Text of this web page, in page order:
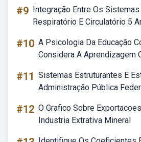
#9 Integração Entre Os
Respiratório E Circulatório 5
#10 A Psicologia Da Educação
Considera A Aprendizagem
#11 Sistemas Estruturantes E
Administração Pública
#12 O Grafico Sobre
Industria Extrativa Mineral